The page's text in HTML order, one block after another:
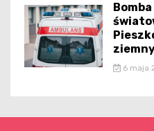
6 maja